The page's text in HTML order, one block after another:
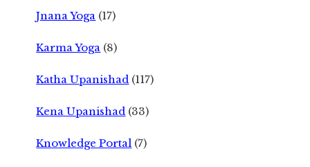
Jnana Yoga (17)
Karma Yoga (8)
Katha Upanishad (117)
Kena Upanishad (33)
Knowledge Portal (7)